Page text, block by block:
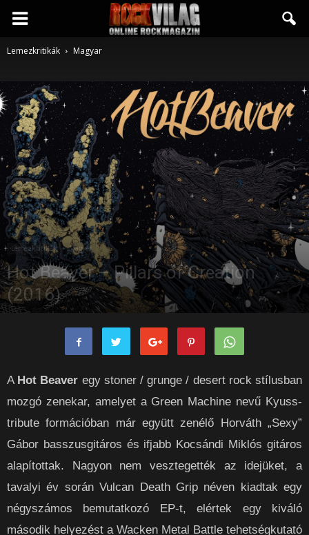
Rockvilág.hu
rockmagazin
Lemezkritikák Magyar
Lemezkritikák Magyar
Hot Beaver – Pillars of Creation
(2016)
rockpanorama - 2016-10-22
A Hot Beaver egy stoner / grunge / desert rock stílusban
mozgó zenekar, amelyet a Green Machine nevű Kyuss-
tribute formációban már együtt zenélő Horváth „Sexy”
Gábor basszusgitáros és ifjabb Kocsándi Miklós gitáros
alapítottak. Nagyon nem vesztegették az idejüket, a
tavalyi év során Vulcan Death Grip néven kiadtak egy
négyszámos bemutatkozó EP-t, elértek egy kiváló
második helyezést a Wacken Metal Battle tehetségkutató